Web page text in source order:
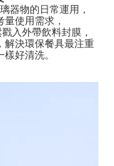
器物的日常運用，
使用需求，
入外帶飲料封膜，
解決環保餐具最注重
好清洗。